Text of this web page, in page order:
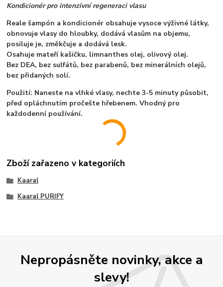
Kondicionér pro intenzivní regeneraci vlasu
Reale šampón a kondicionér obsahuje vysoce výživné látky,
obnovuje vlasy do hloubky, dodává vlasům na objemu,
posiluje je, změkčuje a dodává lesk.
Osahuje mateří kašičku, limnanthes olej, olivový olej.
Bez DEA, bez sulfátů, bez parabenů, bez minerálních olejů,
bez přidaných solí.
Použití: Naneste na vlhké vlasy, nechte 3-5 minuty působit,
před opláchnutím pročešte hřebenem. Vhodný pro
každodenní používání.
Zboží zařazeno v kategoriích
Kaaral
Kaaral PURIFY
Nepropásněte novinky, akce a
slevy!